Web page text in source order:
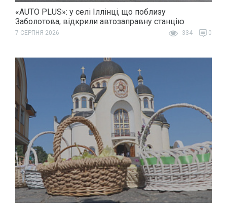
«AUTO PLUS»: у селі Іллінці, що поблизу
Заболотова, відкрили автозаправну станцію
7 СЕРПНЯ 2026 334 0